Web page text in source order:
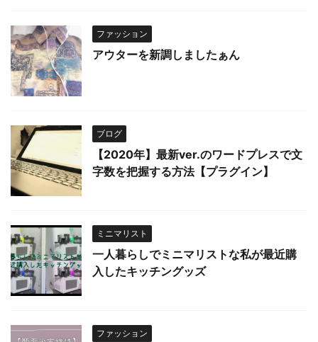
ファッション
アウターを新調しましたぁん
ブログ
【2020年】最新ver.のワードプレスで文
字数を把握する方法【プラグイン】
ミニマリスト
一人暮らしでミニマリストな私が最近購
入したキッチングッズ
ファッション